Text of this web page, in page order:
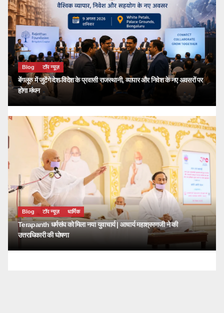
Blog टॉप न्यूज़
बेंगलूरु में जुटेंगे देश-विदेश के प्रवासी राजस्थानी, व्यापार और निवेश के नए अवसरों पर
होगा मंथन
Blog टॉप न्यूज़ धार्मिक
Terapanth धर्मसंघ को मिला नया युवाचार्य | आचार्य महाश्रमणजी ने की
उत्तराधिकारी की घोषणा